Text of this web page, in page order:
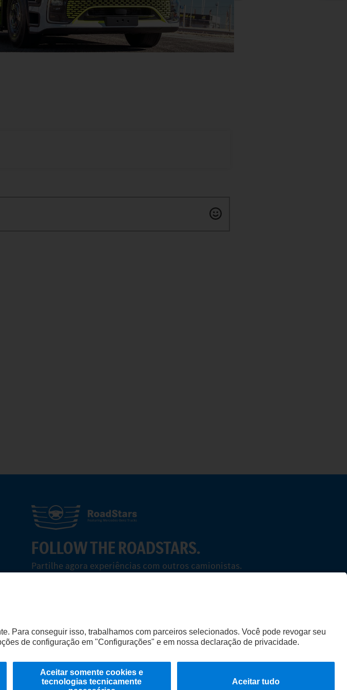
FOLLOW THE ROADSTARS.
Partilhe agora experiências com outros camionistas.
Proteção de Dados Assistência em caso de avarias Política de Qualidade e Ambiente